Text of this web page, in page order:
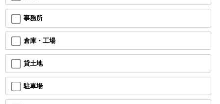
事務所
倉庫・工場
貸土地
駐車場